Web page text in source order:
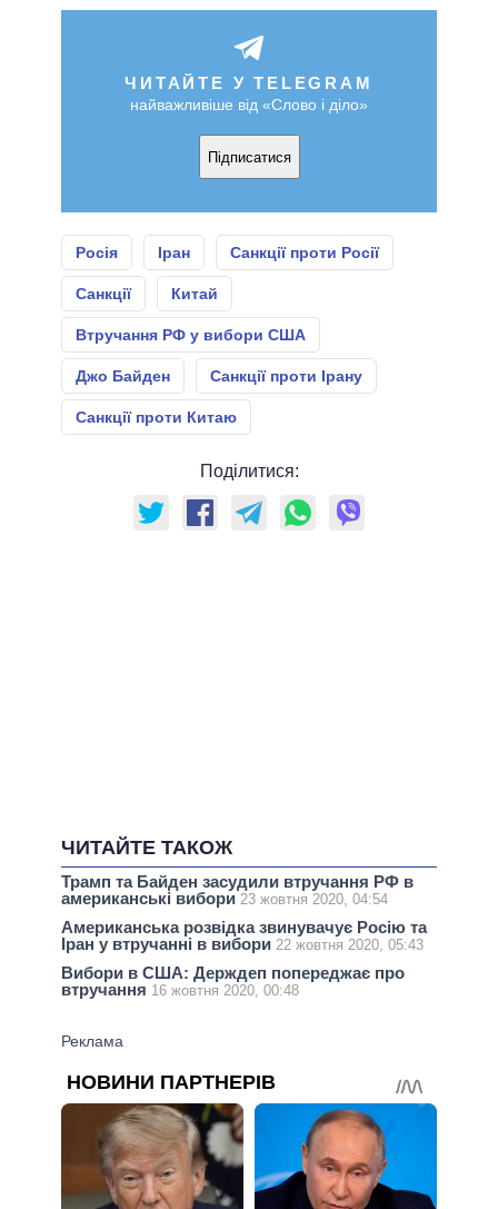
ЧИТАЙТЕ У TELEGRAM
найважливіше від «Слово і діло»
Підписатися
Росія Іран Санкції проти Росії
Санкції Китай
Втручання РФ у вибори США
Джо Байден Санкції проти Ірану
Санкції проти Китаю
Поділитися:
ЧИТАЙТЕ ТАКОЖ
Трамп та Байден засудили втручання РФ в
американські вибори 23 жовтня 2020, 04:54
Американська розвідка звинувачує Росію та
Іран у втручанні в вибори 22 жовтня 2020, 05:43
Вибори в США: Держдеп попереджає про
втручання 16 жовтня 2020, 00:48